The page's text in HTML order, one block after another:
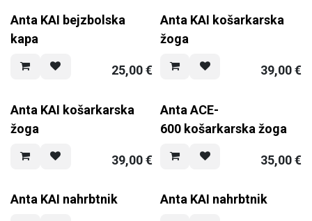
Anta KAI bejzbolska
kapa
25,00€
Anta KAI košarkarska
žoga
39,00€
Anta KAI košarkarska
žoga
39,00€
Anta ACE-
600 košarkarska žoga
35,00€
Anta KAI nahrbtnik Anta KAI nahrbtnik